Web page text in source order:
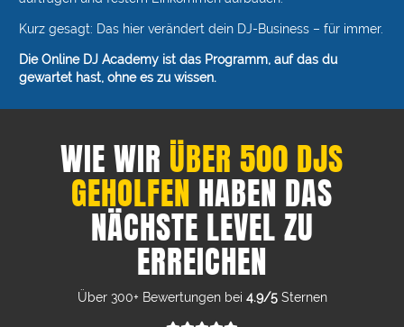
Kurz gesagt: Das hier verändert dein DJ-Business – für immer.
Die Online DJ Academy ist das Programm, auf das du
gewartet hast, ohne es zu wissen.
WIE WIR ÜBER 500 DJS
GEHOLFEN HABEN DAS
NÄCHSTE LEVEL ZU
ERREICHEN
Über 300+ Bewertungen bei 4.9/5Sternen